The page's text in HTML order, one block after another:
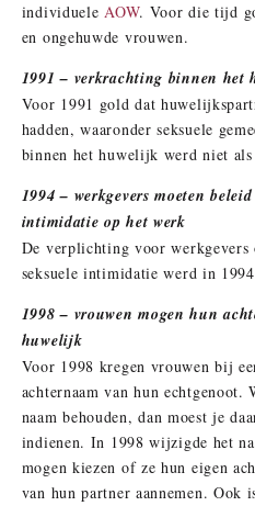
individueleAOW. Voor die tijd
en ongehuwde vrouwen.
1991 – verkrachting binnen het
Voor 1991 gold dat
hadden, waaronder seksuele
binnen het huwelijk werd niet
1994 – werkgevers moeten
intimidatie op het werk
De verplichting voor werkgevers
seksuele intimidatie werd in
1998 – vrouwen mogen hun
huwelijk
Voor 1998 kregen vrouwen bij
achternaam van hun
naam behouden, dan moest je
indienen. In 1998 wijzigde het
mogen kiezen of ze hun eigen
van hun partner aannemen. Ook